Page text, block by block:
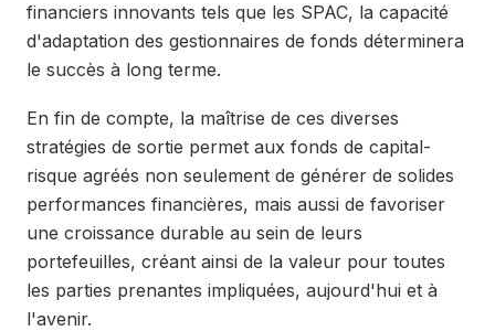
financiers innovants tels que les SPAC, la capacité
d'adaptation des gestionnaires de fonds déterminera
le succès à long terme.
En fin de compte, la maîtrise de ces diverses
stratégies de sortie permet aux fonds de capital-
risque agréés non seulement de générer de solides
performances financières, mais aussi de favoriser
une croissance durable au sein de leurs
portefeuilles, créant ainsi de la valeur pour toutes
les parties prenantes impliquées, aujourd'hui et à
l'avenir.